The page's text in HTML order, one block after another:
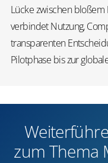
Lücke zwischen bloßem
verbindet Nutzung,
transparenten
Pilotphase bis zur
zum Thema